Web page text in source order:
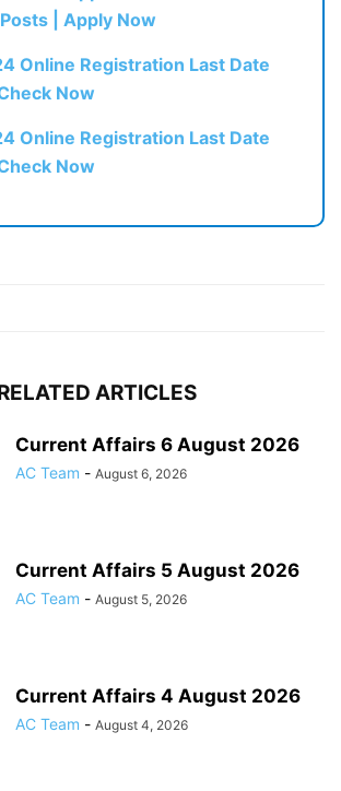
| Apply Now
Online Registration Last Date
Now
Online Registration Last Date
Now
ARTICLES
Current Affairs 6 August 2026
AC Team - August 6, 2026
Current Affairs 5 August 2026
AC Team - August 5, 2026
Current Affairs 4 August 2026
AC Team - August 4, 2026